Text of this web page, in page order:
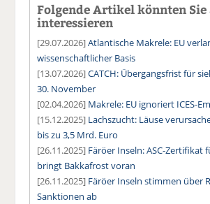
Folgende Artikel könnten Sie
interessieren
[29.07.2026]Atlantische Makrele: EU
wissenschaftlicher Basis
[13.07.2026]CATCH: Übergangsfrist für
30. November
[02.04.2026] Makrele: EU ignoriert ICES-
[15.12.2025] Lachszucht: Läuse
bis zu 3,5 Mrd. Euro
[26.11.2025] Färöer Inseln: ASC-Zertifikat
bringt Bakkafrost voran
[26.11.2025] Färöer Inseln stimmen über
Sanktionen ab